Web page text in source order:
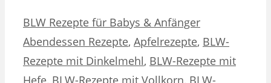
Kategorien
BLW Rezepte für Babys & AnfängerSchlagwörter
Abendessen Rezepte, Apfelrezepte, BLW-
Rezepte mit Dinkelmehl, BLW-Rezepte mit
Hefe, BLW-Rezepte mit Vollkorn, BLW-